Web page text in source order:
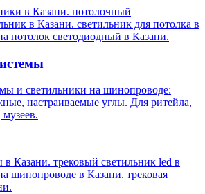
в Казани. потолочный
в Казани. светильник для потолка в
потолок светодиодный в Казани.
и светильники на шинопроводе:
настраиваемые углы. Для ритейла,
в Казани. трековый светильник led в
шинопроводе в Казани. трековая
.